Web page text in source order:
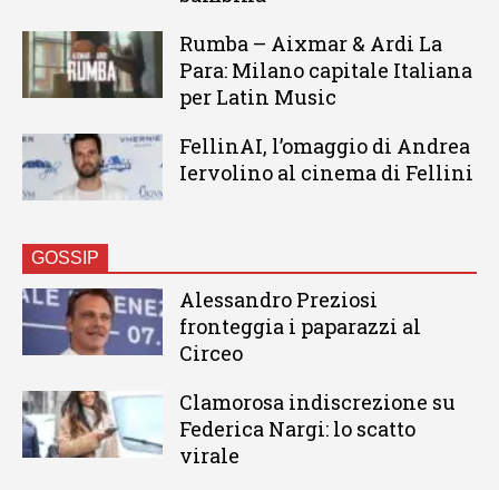
Rumba – Aixmar & Ardi La
Para: Milano capitale Italiana
per Latin Music
FellinAI, l’omaggio di Andrea
Iervolino al cinema di Fellini
GOSSIP
Alessandro Preziosi
fronteggia i paparazzi al
Circeo
Clamorosa indiscrezione su
Federica Nargi: lo scatto
virale